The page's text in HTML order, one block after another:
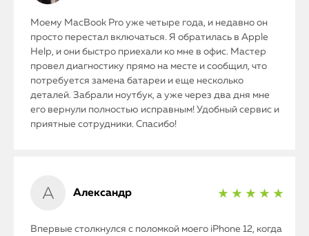
Моему MacBook Pro уже четыре года, и недавно он
просто перестал включаться. Я обратилась в Apple
Help, и они быстро приехали ко мне в офис. Мастер
провел диагностику прямо на месте и сообщил, что
потребуется замена батареи и еще несколько
деталей. Забрали ноутбук, а уже через два дня мне
его вернули полностью исправным! Удобный сервис и
приятные сотрудники. Спасибо!
Александр ★ ★ ★ ★ ★
Впервые столкнулся с поломкой моего iPhone 12, когда